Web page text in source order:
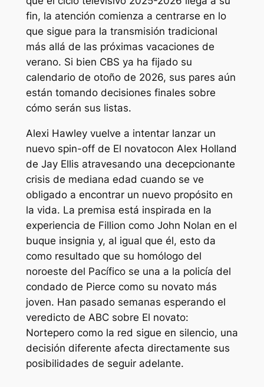
fin, la atención comienza a centrarse en lo
que sigue para la transmisión tradicional
más allá de las próximas vacaciones de
verano. Si bien CBS ya ha fijado su
calendario de otoño de 2026, sus pares aún
están tomando decisiones finales sobre
cómo serán sus listas.
Alexi Hawley vuelve a intentar lanzar un
nuevo spin-off de El novatocon Alex Holland
de Jay Ellis atravesando una decepcionante
crisis de mediana edad cuando se ve
obligado a encontrar un nuevo propósito en
la vida. La premisa está inspirada en la
experiencia de Fillion como John Nolan en el
buque insignia y, al igual que él, esto da
como resultado que su homólogo del
noroeste del Pacífico se una a la policía del
condado de Pierce como su novato más
joven. Han pasado semanas esperando el
veredicto de ABC sobre El novato:
Nortepero como la red sigue en silencio, una
decisión diferente afecta directamente sus
posibilidades de seguir adelante.